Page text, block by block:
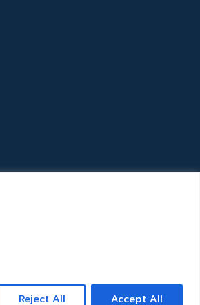
Reject All Accept All